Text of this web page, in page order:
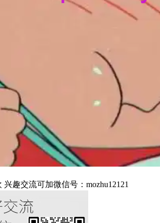
趣交流可加微信号：mozhu12121